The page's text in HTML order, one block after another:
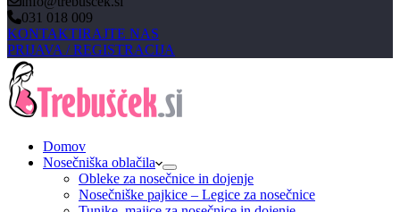
031 018 009
KONTAKTIRAJTE NAS
PRIJAVA / REGISTRACIJA
Domov
Nosečniška oblačila
Obleke za nosečnice in dojenje
Nosečniške pajkice – Legice za nosečnice